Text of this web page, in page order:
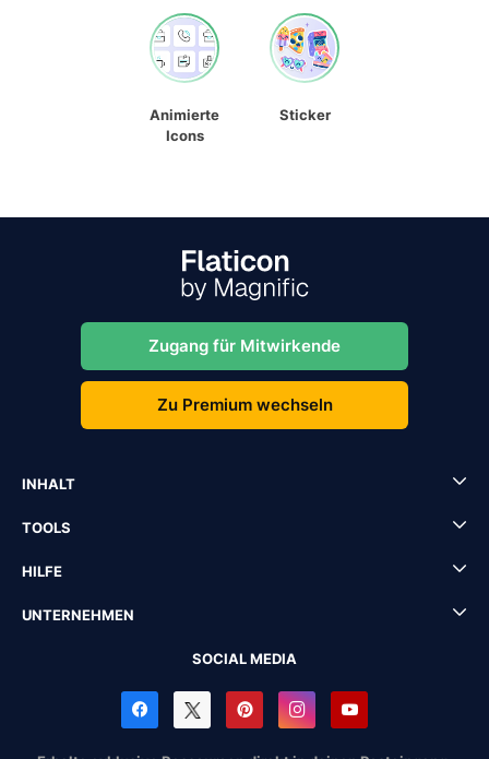
Animierte
Icons
Sticker
Zugang für Mitwirkende
Zu Premium wechseln
INHALT
TOOLS
HILFE
UNTERNEHMEN
SOCIAL MEDIA